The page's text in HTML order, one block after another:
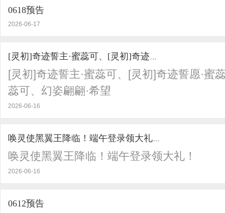
0618预告
2026-06-17
[灵初]奇迹誓主·蜜蕊可、[灵初]奇迹誓愿·蜜
蕊可、幻姿翩翩·希望
2026-06-16
唤灵使黑翼王降临！端午登录领大礼！
2026-06-16
0612预告